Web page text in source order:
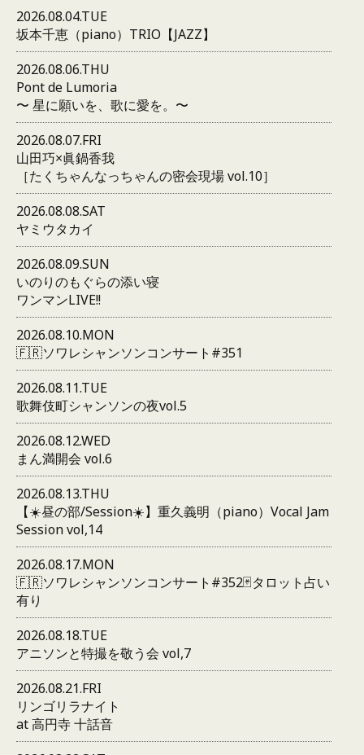
2026.08.04.TUE
坂本千恵（piano）TRIO【JAZZ】
2026.08.06.THU
Pont de Lumoria
〜 星に願いを、歌に愛を。〜
2026.08.07.FRI
山田巧×眞鍋香我
［たくちゃんなっちゃんの密会現場 vol.10］
2026.08.08.SAT
ヤミウタカイ
2026.08.09.SUN
いのりのもぐらの添い寝
ワンマンLIVE!!
2026.08.10.MON
🇫🇷ソワレシャンソンコンサート#351
2026.08.11.TUE
歌舞伎町シャンソンの夜vol.5
2026.08.12.WED
まん満開会 vol.6
2026.08.13.THU
【☀️昼の部/Session☀️】重久義明（piano）Vocal Jam
Session vol,14
2026.08.17.MON
🇫🇷ソワレシャンソンコンサート#352🃏タロット占い
有り
2026.08.18.TUE
アニソンと特撮を敬う会 vol,7
2026.08.21.FRI
リンゴリラナイト
at 高円寺 十話音